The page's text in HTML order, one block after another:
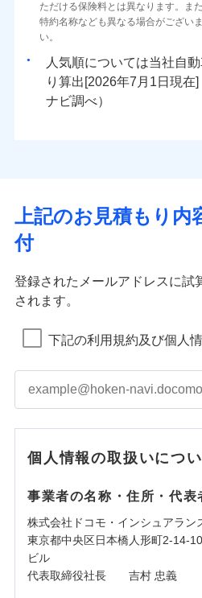
ただける保険料とは異なります。ま
特約名称なども異なる場合がござい
い。
人気順については当社
り算出[
年 月
日現在
ナビ調べ）
上記のお見積もり内
付
登録されたメールアドレスに試
されます。
下記の利用規約及び個人
個人情報の取扱いにつ
事業者の名称・住所・代表
株式会社ドコモ・インシュアラン
東京都中央区日本橋人形町2-14-
ビル
代表取締役社長 吉村 忠義